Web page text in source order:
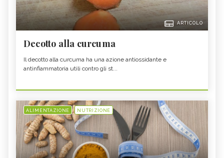
ARTICOLO
Decotto alla curcuma
Il decotto alla curcuma ha una azione antiossidante e
antinfiammatoria utili contro gli st...
ALIMENTAZIONE NUTRIZIONE